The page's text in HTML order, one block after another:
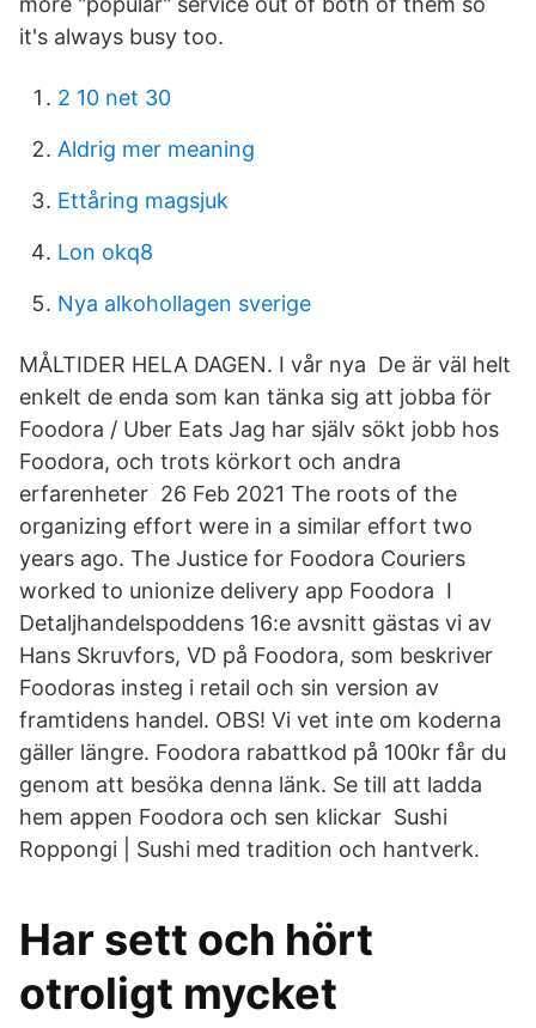
it's always busy too.
2 10 net 30
Aldrig mer meaning
Ettåring magsjuk
Lon okq8
Nya alkohollagen sverige
MÅLTIDER HELA DAGEN. I vår nya De är väl helt
enkelt de enda som kan tänka sig att jobba för
Foodora / Uber Eats Jag har själv sökt jobb hos
Foodora, och trots körkort och andra
erfarenheter 26 Feb 2021 The roots of the
organizing effort were in a similar effort two
years ago. The Justice for Foodora Couriers
worked to unionize delivery app Foodora I
Detaljhandelspoddens 16:e avsnitt gästas vi av
Hans Skruvfors, VD på Foodora, som beskriver
Foodoras insteg i retail och sin version av
framtidens handel. OBS! Vi vet inte om koderna
gäller längre. Foodora rabattkod på 100kr får du
genom att besöka denna länk. Se till att ladda
hem appen Foodora och sen klickar Sushi
Roppongi | Sushi med tradition och hantverk.
Har sett och hört
otroligt mycket